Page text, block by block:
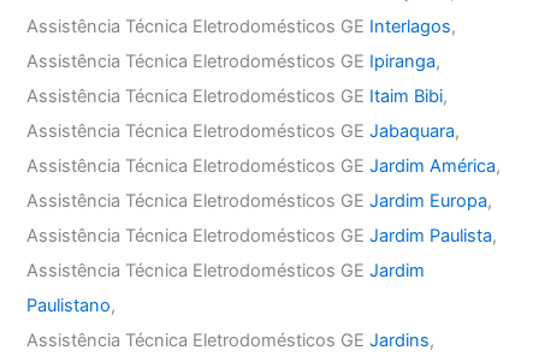
Assistência Técnica Eletrodomésticos GE Interlagos,
Assistência Técnica Eletrodomésticos GE Ipiranga,
Assistência Técnica Eletrodomésticos GE Itaim Bibi,
Assistência Técnica Eletrodomésticos GEJabaquara,
Assistência Técnica Eletrodomésticos GEJardim América,
Assistência Técnica Eletrodomésticos GEJardim Europa,
Assistência Técnica Eletrodomésticos GEJardim Paulista,
Assistência Técnica Eletrodomésticos GEJardim
Paulistano,
Assistência Técnica Eletrodomésticos GEJardins,